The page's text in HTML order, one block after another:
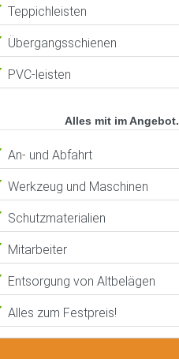
Teppichleisten
Übergangsschienen
PVC-leisten
Alles mit im Angebot.
An- und Abfahrt
Werkzeug und Maschinen
Schutzmaterialien
Mitarbeiter
Entsorgung von Altbelägen
Alles zum Festpreis!